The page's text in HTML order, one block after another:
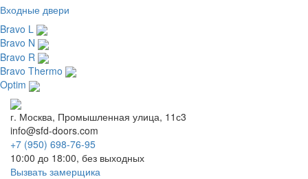
Входные двери
Bravo L
Bravo N
Bravo R
Bravo Thermo
Optim
г. Москва, Промышленная улица, 11с3
info@sfd-doors.com
+7 (950) 698-76-95
10:00 до 18:00, без выходных
Вызвать замерщика